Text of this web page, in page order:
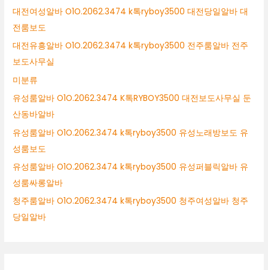
대전여성알바 O1O.2062.3474 k톡ryboy3500 대전당일알바 대
전룸보도
대전유흥알바 O1O.2062.3474 k톡ryboy3500 전주룸알바 전주
보도사무실
미분류
유성룸알바 O1O.2062.3474 K톡RYBOY3500 대전보도사무실 둔
산동바알바
유성룸알바 O1O.2062.3474 k톡ryboy3500 유성노래방보도 유
성룸보도
유성룸알바 O1O.2062.3474 k톡ryboy3500 유성퍼블릭알바 유
성룸싸롱알바
청주룸알바 O1O.2062.3474 k톡ryboy3500 청주여성알바 청주
당일알바